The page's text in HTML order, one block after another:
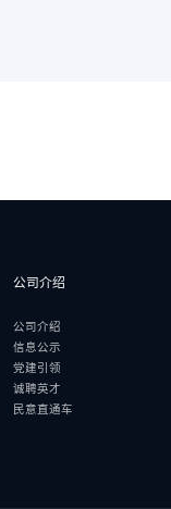
公司介绍
公司介绍
信息公示
党建引领
诚聘英才
民意直通车